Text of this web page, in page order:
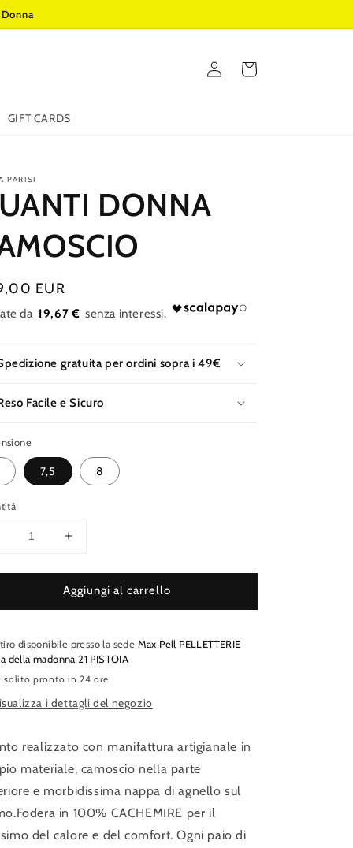
GIFT CARDS
Accedi Carrello
PARISI
DONNA
EUR
19,67 €
gratuita per ordini sopra i 49€
Facile e Sicuro
7,5 8
Diminuisci
Aumenta
per
GUANTI
DONNA
Aggiungi al carrello
disponibile presso la sede Max Pell PELLETTERIE
della madonna 21 PISTOIA
solito pronto in 24 ore
i dettagli del negozio
realizzato con manifattura artigianale in
materiale, camoscio nella parte
e morbidissima nappa di agnello sul
in 100% CACHEMIRE per il
del calore e del comfort. Ogni paio di